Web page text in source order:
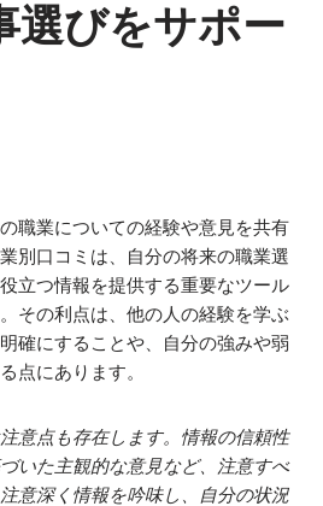
選びをサポー
職業についての経験や意見を共有
別口コミは、自分の将来の職業選
立つ情報を提供する重要なツール
その利点は、他の人の経験を学ぶ
確にすることや、自分の強みや弱
点にあります。
意点も存在します。情報の信頼性
いた主観的な意見など、注意すべ
意深く情報を吟味し、自分の状況